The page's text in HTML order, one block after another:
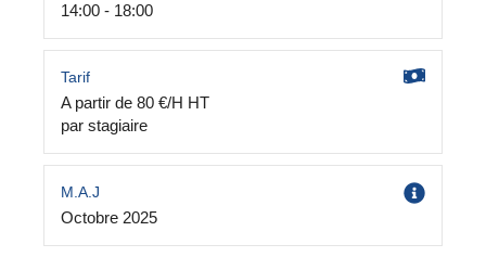
14:00 - 18:00
Tarif
A partir de 80 €/H HT
par stagiaire
M.A.J
Octobre 2025